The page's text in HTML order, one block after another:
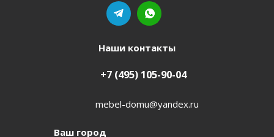
Наши контакты
+7 (495) 105-90-04
mebel-domu@yandex.ru
Ваш город